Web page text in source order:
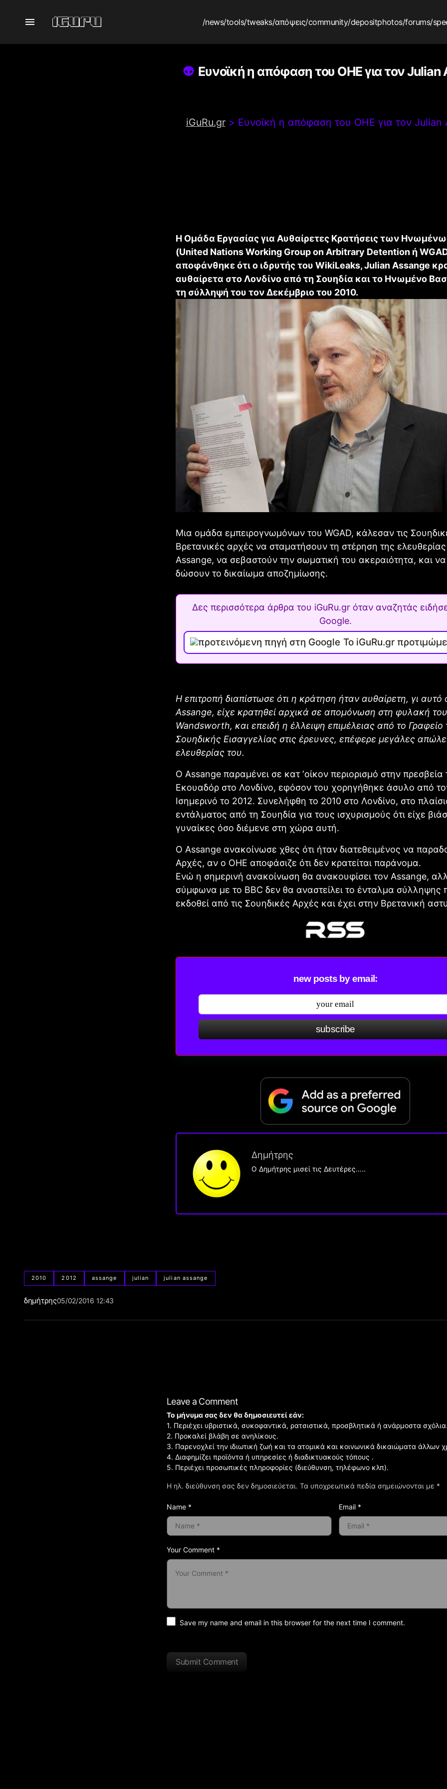
/news/tools/tweaks/απόψεις/community/depositphotos/forums/
Ευνοϊκή η απόφαση του ΟΗΕ για τον Julian
iGuRu.gr> Ευνοϊκή η απόφαση του ΟΗΕ για τον Julian
Η Ομάδα Εργασίας για Αυθαίρετες Κρατήσεις των
(United Nations Working Group on Arbitrary Detention ή
αποφάνθηκε ότι ο ιδρυτής του WikiLeaks, Julian Assange
αυθαίρετα στο Λονδίνο από τη Σουηδία και το Ηνωμένο
τη σύλληψή του τον Δεκέμβριο του 2010.
Μια ομάδα εμπειρογνωμόνων του WGAD, κάλεσαν τις
Βρετανικές αρχές να σταματήσουν τη στέρηση της
Assange, να σεβαστούν την σωματική του ακεραιότητα, και
δώσουν το δικαίωμα αποζημίωσης.
Δες περισσότερα άρθρα του iGuRu.gr όταν αναζητάς
Google.
Το iGuRu.gr
Η επιτροπή διαπίστωσε ότι η κράτηση ήταν αυθαίρετη, γι αυτό
Assange, είχε κρατηθεί αρχικά σε απομόνωση στη φυλακή του
Wandsworth, και επειδή η έλλειψη επιμέλειας από το Γραφείο
Σουηδικής Εισαγγελίας στις έρευνες, επέφερε μεγάλες
ελευθερίας του.
Ο Assange παραμένει σε κατ ‘οίκον περιορισμό στην πρεσβεία
Εκουαδόρ στο Λονδίνο, εφόσον του χορηγήθηκε άσυλο από
Ισημερινό το 2012. Συνελήφθη το 2010 στο Λονδίνο, στο
εντάλματος από τη Σουηδία για τους ισχυρισμούς ότι είχε
γυναίκες όσο διέμενε στη χώρα αυτή.
Ο Assange ανακοίνωσε χθες ότι ήταν διατεθειμένος να
Αρχές, αν ο ΟΗΕ αποφάσιζε ότι δεν κρατείται παράνομα.
Ενώ η σημερινή ανακοίνωση θα ανακουφίσει τον Assange,
σύμφωνα με το BBC δεν θα αναστείλει το ένταλμα σύλληψης
εκδοθεί από τις Σουηδικές Αρχές και έχει στην Βρετανική
new posts by email:
subscribe
Δημήτρης
O Δημήτρης μισεί τις Δευτέρες…..
2010 2012 assange julian julian assange
δημήτρης05/02/2016 12:43
Leave a Comment
Η ηλ. διεύθυνση σας δεν δημοσιεύεται. Τα υποχρεωτικά πεδία σημειώνονται με *
Your Comment *
Το μήνυμα σας δεν θα δημοσιευτεί εάν:
1. Περιέχει υβριστικά, συκοφαντικά, ρατσιστικά, προσβλητικά ή ανάρμοστα
2. Προκαλεί βλάβη σε ανηλίκους.
3. Παρενοχλεί την ιδιωτική ζωή και τα ατομικά και κοινωνικά δικαιώματα άλλων
4. Διαφημίζει προϊόντα ή υπηρεσίες ή διαδικτυακούς τόπους .
5. Περιέχει προσωπικές πληροφορίες (διεύθυνση, τηλέφωνο κλπ).
Name * Email *
Save my name and email in this browser for the next time I comment.
Submit Comment